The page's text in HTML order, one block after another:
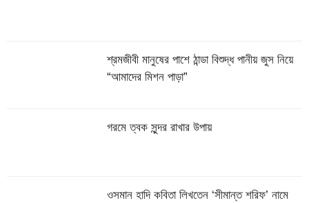
শ্রমজীবী মানুষের পাশে ঠান্ডা বিশুদ্ধ পানীয় জুস নিয়ে
“আমাদের মিশন পাড়া”
গরমে ত্বক সুন্দর রাখার উপায়
ওসমান হাদি কবিতা লিখতেন ‘সীমান্ত শরিফ’ নামে